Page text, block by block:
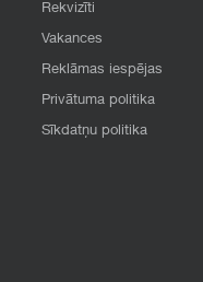
Rekvizīti
Vakances
Reklāmas iespējas
Privātuma politika
Sīkdatņu politika